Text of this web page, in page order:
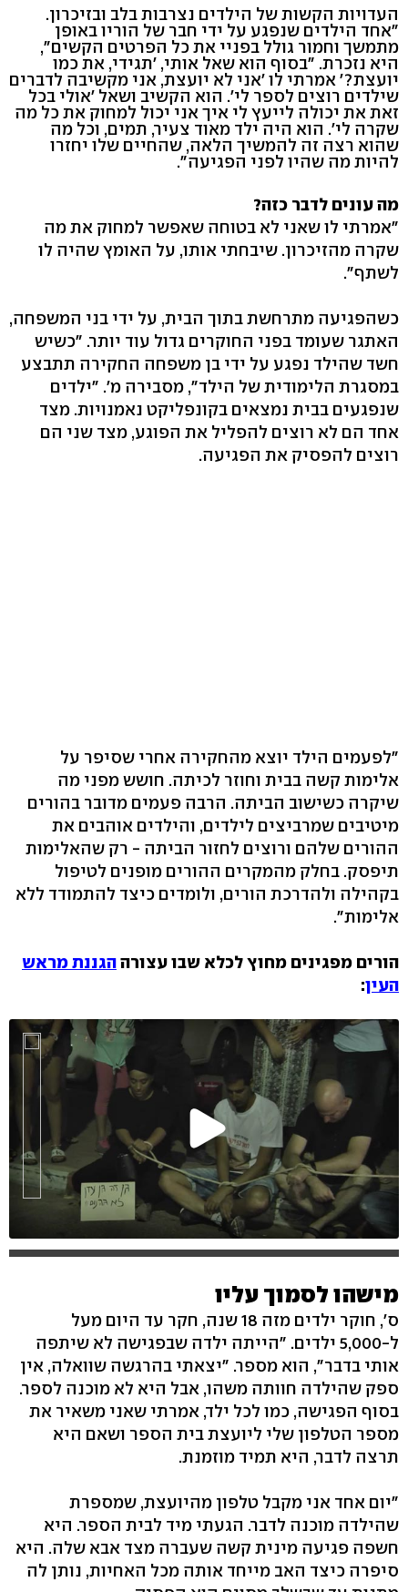
העדויות הקשות של הילדים נצרבות בלב ובזיכרון.
"אחד הילדים שנפגע על ידי חבר של הוריו באופן
מתמשך וחמור גולל בפניי את כל הפרטים הקשים",
היא נזכרת. "בסוף הוא שאל אותי, 'תגידי, את כמו
יועצת?' אמרתי לו 'אני לא יועצת, אני מקשיבה לדברים
שילדים רוצים לספר לי'. הוא הקשיב ושאל 'אולי בכל
זאת את יכולה לייעץ לי איך אני יכול למחוק את כל מה
שקרה לי'. הוא היה ילד מאוד צעיר, תמים, וכל מה
שהוא רצה זה להמשיך הלאה, שהחיים שלו יחזרו
להיות מה שהיו לפני הפגיעה".
מה עונים לדבר כזה?
"אמרתי לו שאני לא בטוחה שאפשר למחוק את מה
שקרה מהזיכרון. שיבחתי אותו, על האומץ שהיה לו
לשתף".
כשהפגיעה מתרחשת בתוך הבית, על ידי בני המשפחה,
האתגר שעומד בפני החוקרים גדול עוד יותר. "כשיש
חשד שהילד נפגע על ידי בן משפחה החקירה תתבצע
במסגרת הלימודית של הילד", מסבירה מ'. "ילדים
שנפגעים בבית נמצאים בקונפליקט נאמנויות. מצד
אחד הם לא רוצים להפליל את הפוגע, מצד שני הם
רוצים להפסיק את הפגיעה.
"לפעמים הילד יוצא מהחקירה אחרי שסיפר על
אלימות קשה בבית וחוזר לכיתה. חושש מפני מה
שיקרה כשישוב הביתה. הרבה פעמים מדובר בהורים
מיטיבים שמרביצים לילדים, והילדים אוהבים את
ההורים שלהם ורוצים לחזור הביתה - רק שהאלימות
תיפסק. בחלק מהמקרים ההורים מופנים לטיפול
בקהילה ולהדרכת הורים, ולומדים כיצד להתמודד ללא
אלימות".
הורים מפגינים מחוץ לכלא שבו עצורההגננת מראש
העין:
מישהו לסמוך עליו
ס', חוקר ילדים מזה 18 שנה, חקר עד היום מעל
ל-5,000 ילדים. "הייתה ילדה שבפגישה לא שיתפה
אותי בדבר", הוא מספר. "יצאתי בהרגשה שוואלה, אין
ספק שהילדה חוותה משהו, אבל היא לא מוכנה לספר.
בסוף הפגישה, כמו לכל ילד, אמרתי שאני משאיר את
מספר הטלפון שלי ליועצת בית הספר ושאם היא
תרצה לדבר, היא תמיד מוזמנת.
"יום אחד אני מקבל טלפון מהיועצת, שמספרת
שהילדה מוכנה לדבר. הגעתי מיד לבית הספר. היא
חשפה פגיעה מינית קשה שעברה מצד אבא שלה. היא
סיפרה כיצד האב מייחד אותה מכל האחיות, נותן לה